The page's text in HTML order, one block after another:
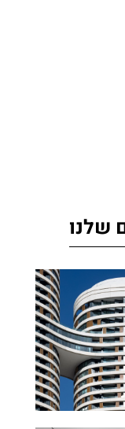
שלנו